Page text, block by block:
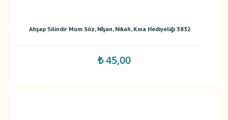
Ahşap Silindir Mum Söz, Nİşan, Nikah, Kına Hediyeliği 3832
₺ 45,00